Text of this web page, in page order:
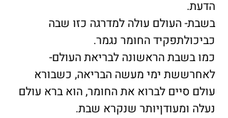
הדעת.
בשבת- העולם עולה למדרגה כזו שבה
כביכולתפקיד החומר נגמר.
כמו בשבת הראשונה לבריאת העולם-
לאחרששת ימי מעשה הבריאה, כשבורא
עולם סיים לברוא את החומר, הוא ברא עולם
נעלה ומעודןיותר שנקרא שבת.